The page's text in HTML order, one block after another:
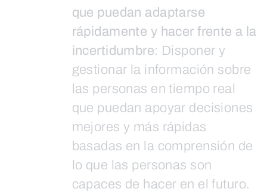
que puedan adaptarse
rápidamente y hacer frente a la
incertidumbre: Disponer y
gestionar la información sobre
las personas en tiempo real
que puedan apoyar decisiones
mejores y más rápidas
basadas en la comprensión de
lo que las personas son
capaces de hacer en el futuro.